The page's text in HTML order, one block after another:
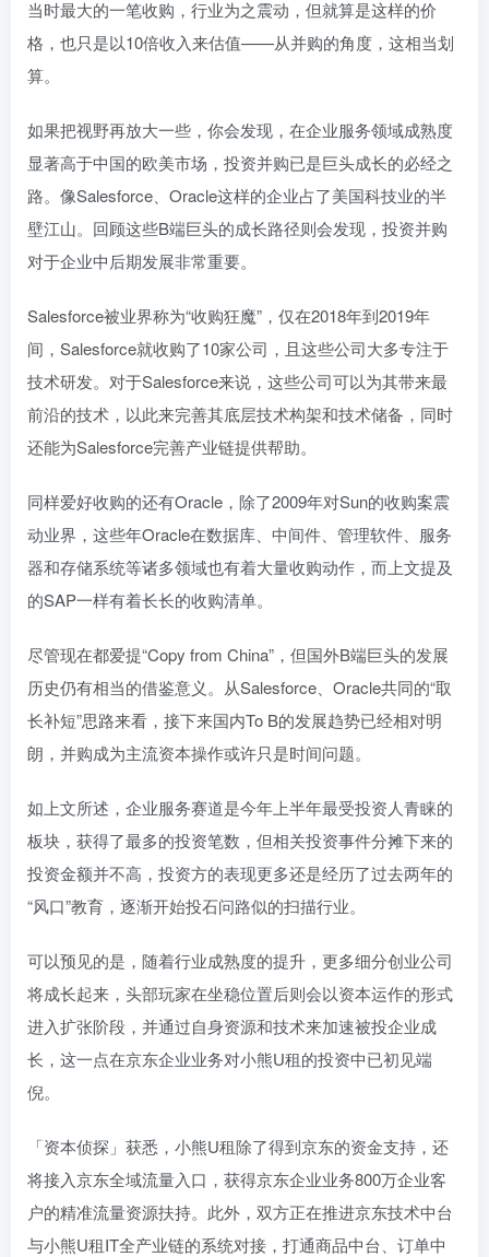
当时最大的一笔收购，行业为之震动，但就算是这样的价
格，也只是以10倍收入来估值——从并购的角度，这相当划
算。
如果把视野再放大一些，你会发现，在企业服务领域成熟度
显著高于中国的欧美市场，投资并购已是巨头成长的必经之
路。像Salesforce、Oracle这样的企业占了美国科技业的半
壁江山。回顾这些B端巨头的成长路径则会发现，投资并购
对于企业中后期发展非常重要。
Salesforce被业界称为“收购狂魔”，仅在2018年到2019年
间，Salesforce就收购了10家公司，且这些公司大多专注于
技术研发。对于Salesforce来说，这些公司可以为其带来最
前沿的技术，以此来完善其底层技术构架和技术储备，同时
还能为Salesforce完善产业链提供帮助。
同样爱好收购的还有Oracle，除了2009年对Sun的收购案震
动业界，这些年Oracle在数据库、中间件、管理软件、服务
器和存储系统等诸多领域也有着大量收购动作，而上文提及
的SAP一样有着长长的收购清单。
尽管现在都爱提“Copy from China”，但国外B端巨头的发展
历史仍有相当的借鉴意义。从Salesforce、Oracle共同的“取
长补短”思路来看，接下来国内To B的发展趋势已经相对明
朗，并购成为主流资本操作或许只是时间问题。
如上文所述，企业服务赛道是今年上半年最受投资人青睐的
板块，获得了最多的投资笔数，但相关投资事件分摊下来的
投资金额并不高，投资方的表现更多还是经历了过去两年的
“风口”教育，逐渐开始投石问路似的扫描行业。
可以预见的是，随着行业成熟度的提升，更多细分创业公司
将成长起来，头部玩家在坐稳位置后则会以资本运作的形式
进入扩张阶段，并通过自身资源和技术来加速被投企业成
长，这一点在京东企业业务对小熊U租的投资中已初见端
倪。
「资本侦探」获悉，小熊U租除了得到京东的资金支持，还
将接入京东全域流量入口，获得京东企业业务800万企业客
户的精准流量资源扶持。此外，双方正在推进京东技术中台
与小熊U租IT全产业链的系统对接，打通商品中台、订单中